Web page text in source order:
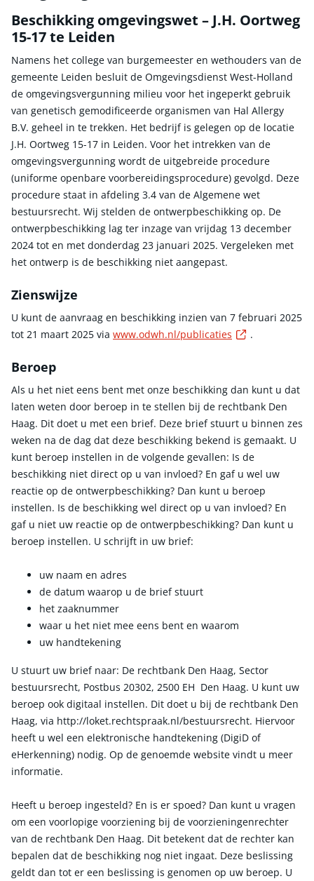
Beschikking omgevingswet – J.H. Oortweg
15-17 te Leiden
Namens het college van burgemeester en wethouders van de
gemeente Leiden besluit de Omgevingsdienst West-Holland
de omgevingsvergunning milieu voor het ingeperkt gebruik
van genetisch gemodificeerde organismen van Hal Allergy
B.V. geheel in te trekken. Het bedrijf is gelegen op de locatie
J.H. Oortweg 15-17 in Leiden. Voor het intrekken van de
omgevingsvergunning wordt de uitgebreide procedure
(uniforme openbare voorbereidingsprocedure) gevolgd. Deze
procedure staat in afdeling 3.4 van de Algemene wet
bestuursrecht. Wij stelden de ontwerpbeschikking op. De
ontwerpbeschikking lag ter inzage van vrijdag 13 december
2024 tot en met donderdag 23 januari 2025. Vergeleken met
het ontwerp is de beschikking niet aangepast.
Zienswijze
U kunt de aanvraag en beschikking inzien van 7 februari 2025
tot 21 maart 2025 via www.odwh.nl/publicaties Externe link
.
Beroep
Als u het niet eens bent met onze beschikking dan kunt u dat
laten weten door beroep in te stellen bij de rechtbank Den
Haag. Dit doet u met een brief. Deze brief stuurt u binnen zes
weken na de dag dat deze beschikking bekend is gemaakt. U
kunt beroep instellen in de volgende gevallen: Is de
beschikking niet direct op u van invloed? En gaf u wel uw
reactie op de ontwerpbeschikking? Dan kunt u beroep
instellen. Is de beschikking wel direct op u van invloed? En
gaf u niet uw reactie op de ontwerpbeschikking? Dan kunt u
beroep instellen. U schrijft in uw brief:
uw naam en adres
de datum waarop u de brief stuurt
het zaaknummer
waar u het niet mee eens bent en waarom
uw handtekening
U stuurt uw brief naar: De rechtbank Den Haag, Sector
bestuursrecht, Postbus 20302, 2500 EH Den Haag. U kunt uw
beroep ook digitaal instellen. Dit doet u bij de rechtbank Den
Haag, via http://loket.rechtspraak.nl/bestuursrecht. Hiervoor
heeft u wel een elektronische handtekening (DigiD of
eHerkenning) nodig. Op de genoemde website vindt u meer
informatie.
Heeft u beroep ingesteld? En is er spoed? Dan kunt u vragen
om een voorlopige voorziening bij de voorzieningenrechter
van de rechtbank Den Haag. Dit betekent dat de rechter kan
bepalen dat de beschikking nog niet ingaat. Deze beslissing
geldt dan tot er een beslissing is genomen op uw beroep. U